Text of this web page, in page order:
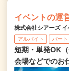
イベントの運
株式会社シアーズ
アルバイト パート
短期・単発OK
会場などでのお